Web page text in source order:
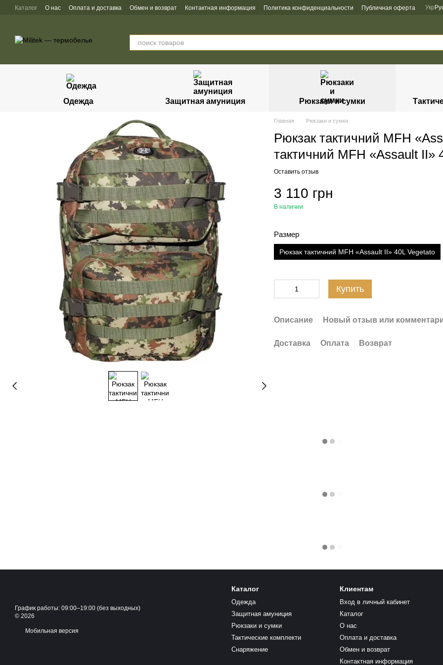
Перейти к основному контенту
Каталог О нас Оплата и доставка Обмен и возврат Контактная информация Политика конфиденциальности Публичная оферта Укр
Одежда Защитная амуниция Рюкзаки и сумки
Главная Рюкзаки и сумки
Рюкзак тактичний MFH
тактичний MFH «Assault II»
Оставить отзыв
3 110 грн
В наличии
Размер
Рюкзак тактичний MFH «Assault II» 40L Vegetato
Купить
Описание Новый отзыв или
Доставка Оплата Возврат
График работы: 09:00–19:00 (без выходных)
© 2026
Мобильная версия
Каталог
Одежда
Защитная амуниция
Рюкзаки и сумки
Тактические комплекти
Снаряжение
Клиентам
Вход в личный кабинет
Каталог
О нас
Оплата и доставка
Обмен и возврат
Контактная информация